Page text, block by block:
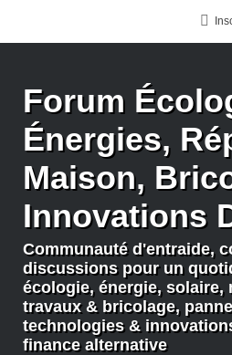
Forum
Énergies,
Maison,
Innovations
Communauté d'entraide,
discussions pour un
écologie, énergie, solaire,
travaux & bricolage,
technologies &
finance alternative